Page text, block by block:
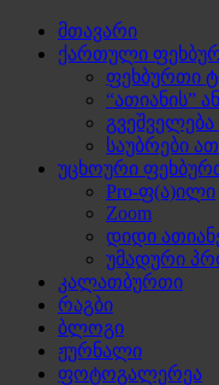
მთავარი
ქართული
ფეხბურთი
“ათიანის”
გვეშველება
საუბრები
უცხოური
Pro-ფ(ა)ილი
Zoom
დიდი
უმადური
კალათბურთი
რაგბი
ბლოგი
ჟურნალი
ფოტოგალერეა